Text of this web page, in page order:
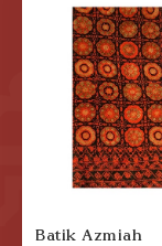
Batik Azmiah